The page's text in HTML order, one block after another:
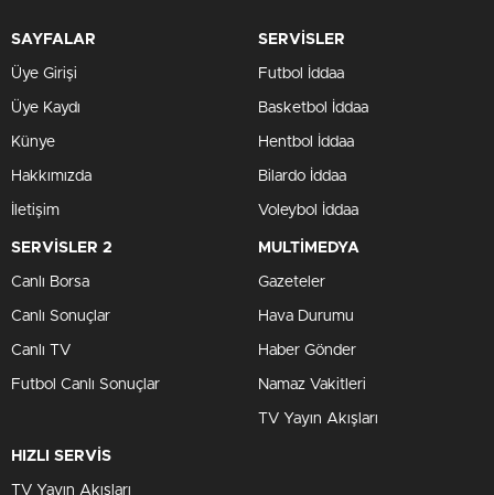
SAYFALAR
Üye Girişi
Üye Kaydı
Künye
Hakkımızda
İletişim
SERVİSLER
Futbol İddaa
Basketbol İddaa
Hentbol İddaa
Bilardo İddaa
Voleybol İddaa
SERVİSLER 2
Canlı Borsa
Canlı Sonuçlar
Canlı TV
Futbol Canlı Sonuçlar
MULTİMEDYA
Gazeteler
Hava Durumu
Haber Gönder
Namaz Vakitleri
TV Yayın Akışları
HIZLI SERVİS
TV Yayın Akışları